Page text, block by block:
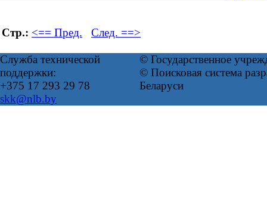
Стр.: <== Пред. След. ==>
Служба технической
поддержки:
+375 17 293 29 78
skk@nlb.by
© Государственное
© Поисковая система
Беларуси